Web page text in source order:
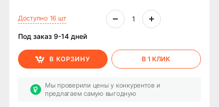
Доступно 16 шт
Под заказ 9-14 дней
В КОРЗИНУ В 1 КЛИК
Мы проверили цены у конкурентов и
предлагаем самую выгодную